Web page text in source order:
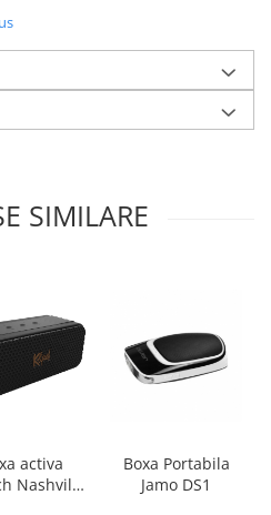
SIMILARE
activa
Nashville
Boxa Portabila
Jamo DS1